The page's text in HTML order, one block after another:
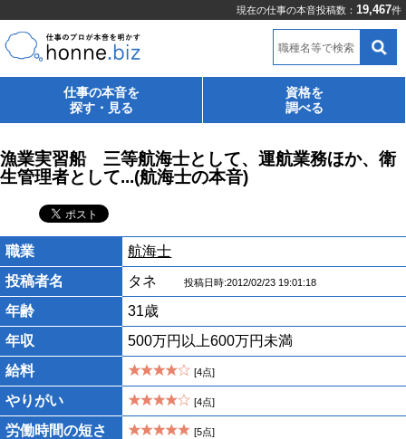
現在の仕事の本音投稿数： 19,467件
職種名等で検索
仕事の本音を
探す・見る
資格を
調べる
漁業実習船 三等航海士として、運航業務ほか、衛
生管理者として...(航海士の本音)
職業
航海士
投稿者名
タネ 投稿日時:2012/02/23 19:01:18
年齢
31歳
年収
500万円以上600万円未満
給料
[4点]
やりがい [4点]
労働時間の短さ [5点]